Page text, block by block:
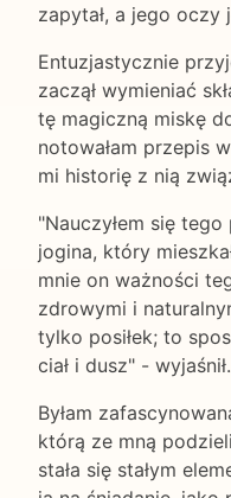
zapytał, a jego oczy
Entuzjastycznie
zaczął wymieniać
tę magiczną miskę
notowałam przepis
mi historię z nią
"Nauczyłem się
jogina, który
mnie on ważności
zdrowymi i
tylko posiłek; to
ciał i dusz" - wyjaśnił.
Byłam
którą ze mną
stała się stałym